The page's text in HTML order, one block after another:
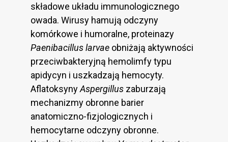
składowe układu immunologicznego
owada. Wirusy hamują odczyny
komórkowe i humoralne, proteinazy
Paenibacillus larvae obniżają aktywności
przeciwbakteryjną hemolimfy typu
apidycyn i uszkadzają hemocyty.
AflatoksynyAspergillus zaburzają
mechanizmy obronne barier
anatomiczno-fizjologicznych i
hemocytarne odczyny obronne.